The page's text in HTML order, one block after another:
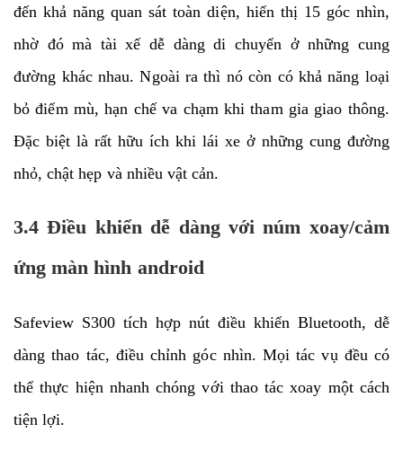
đến khả năng quan sát toàn diện, hiển thị 15 góc nhìn,
nhờ đó mà tài xế dễ dàng di chuyển ở những cung
đường khác nhau. Ngoài ra thì nó còn có khả năng loại
bỏ điểm mù, hạn chế va chạm khi tham gia giao thông.
Đặc biệt là rất hữu ích khi lái xe ở những cung đường
nhỏ, chật hẹp và nhiều vật cản.
3.4 Điều khiển dễ dàng với núm xoay/cảm
ứng màn hình android
Safeview S300 tích hợp nút điều khiển Bluetooth, dễ
dàng thao tác, điều chỉnh góc nhìn. Mọi tác vụ đều có
thể thực hiện nhanh chóng với thao tác xoay một cách
tiện lợi.